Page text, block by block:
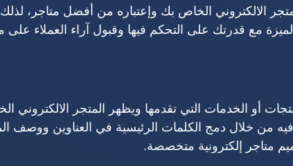
الالكتروني الخاص بك وإعتباره من أفضل متاجر،
مع قدرتك على التحكم فيها وقبول آراء العملاء على
أو الخدمات التي تقدمها ويظهر المتجر الالكتروني
فيه من خلال دمج الكلمات الرئيسية في العناوين ووصف
متاجر إلكترونية متخصصة.